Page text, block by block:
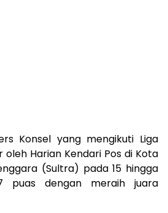
Konsel yang mengikuti Liga
oleh Harian Kendari Pos di Kota
(Sultra) pada 15 hingga
puas dengan meraih juara